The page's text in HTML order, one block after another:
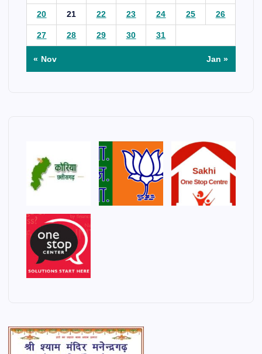
20 21 22 23 24 25 26
27 28 29 30 31
« Nov Jan »